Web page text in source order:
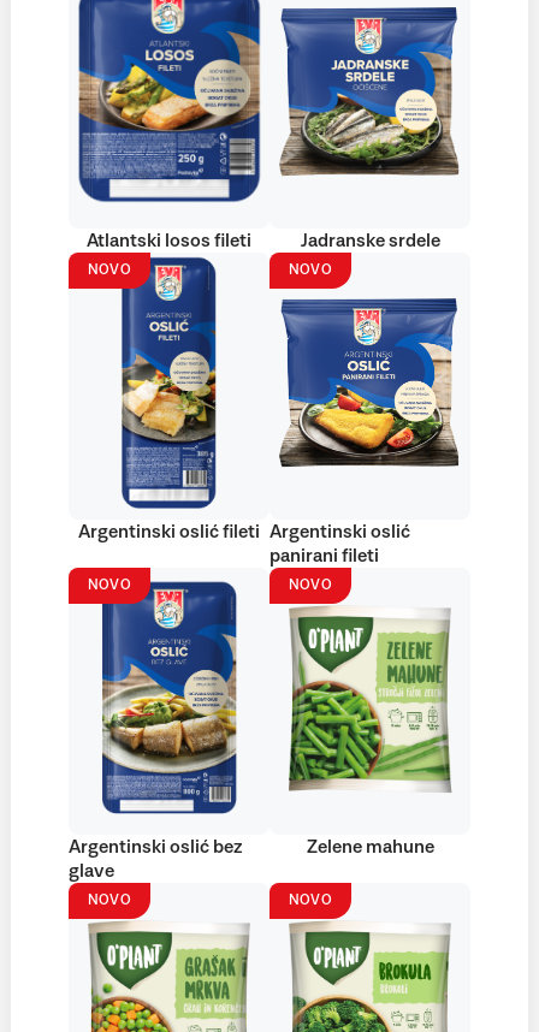
Atlantski losos fileti Jadranske srdele
NOVO
Argentinski oslić fileti
NOVO
Argentinski oslić
panirani fileti
NOVO
Argentinski oslić bez
glave
NOVO
Zelene mahune
NOVO NOVO